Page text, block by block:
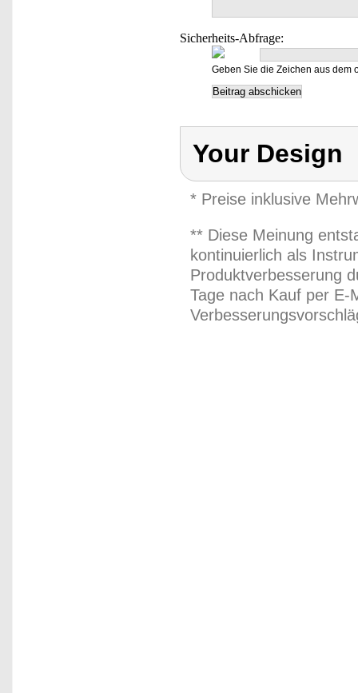
Sicherheits-Abfrage:
Geben Sie die Zeichen aus dem
Your Design
* Preise inklusive
** Diese Meinung
kontinuierlich als
Produktverbesserung
Tage nach Kauf per E-